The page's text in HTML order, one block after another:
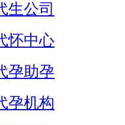
生公司
怀中心
孕助孕
孕机构